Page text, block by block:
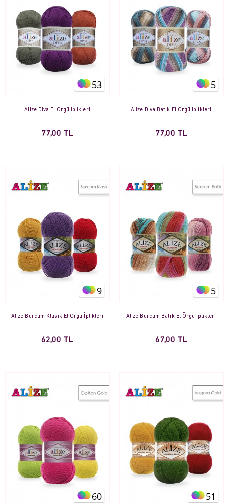
53
Alize Diva El Örgü İplikleri
77,00 TL
5
Alize Diva Batik El Örgü İplikleri
77,00 TL
9
Alize Burcum Klasik El Örgü İplikleri
62,00 TL
5
Alize Burcum Batik El Örgü İplikleri
67,00 TL
60 51